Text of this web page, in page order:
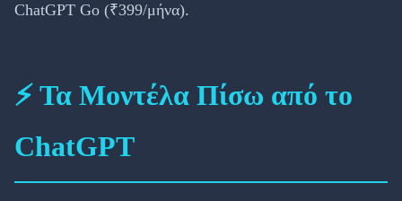
ChatGPT Go (₹399/μήνα).
⚡ Τα Μοντέλα Πίσω από το
ChatGPT